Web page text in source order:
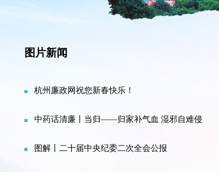
图片新闻
杭州廉政网祝您新春快乐！
中药话清廉丨当归——归家补气血 湿邪自难侵
图解丨二十届中央纪委二次全会公报